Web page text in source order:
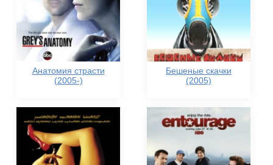
Анатомия страсти
(2005-)
Бешеные скачки
(2005)